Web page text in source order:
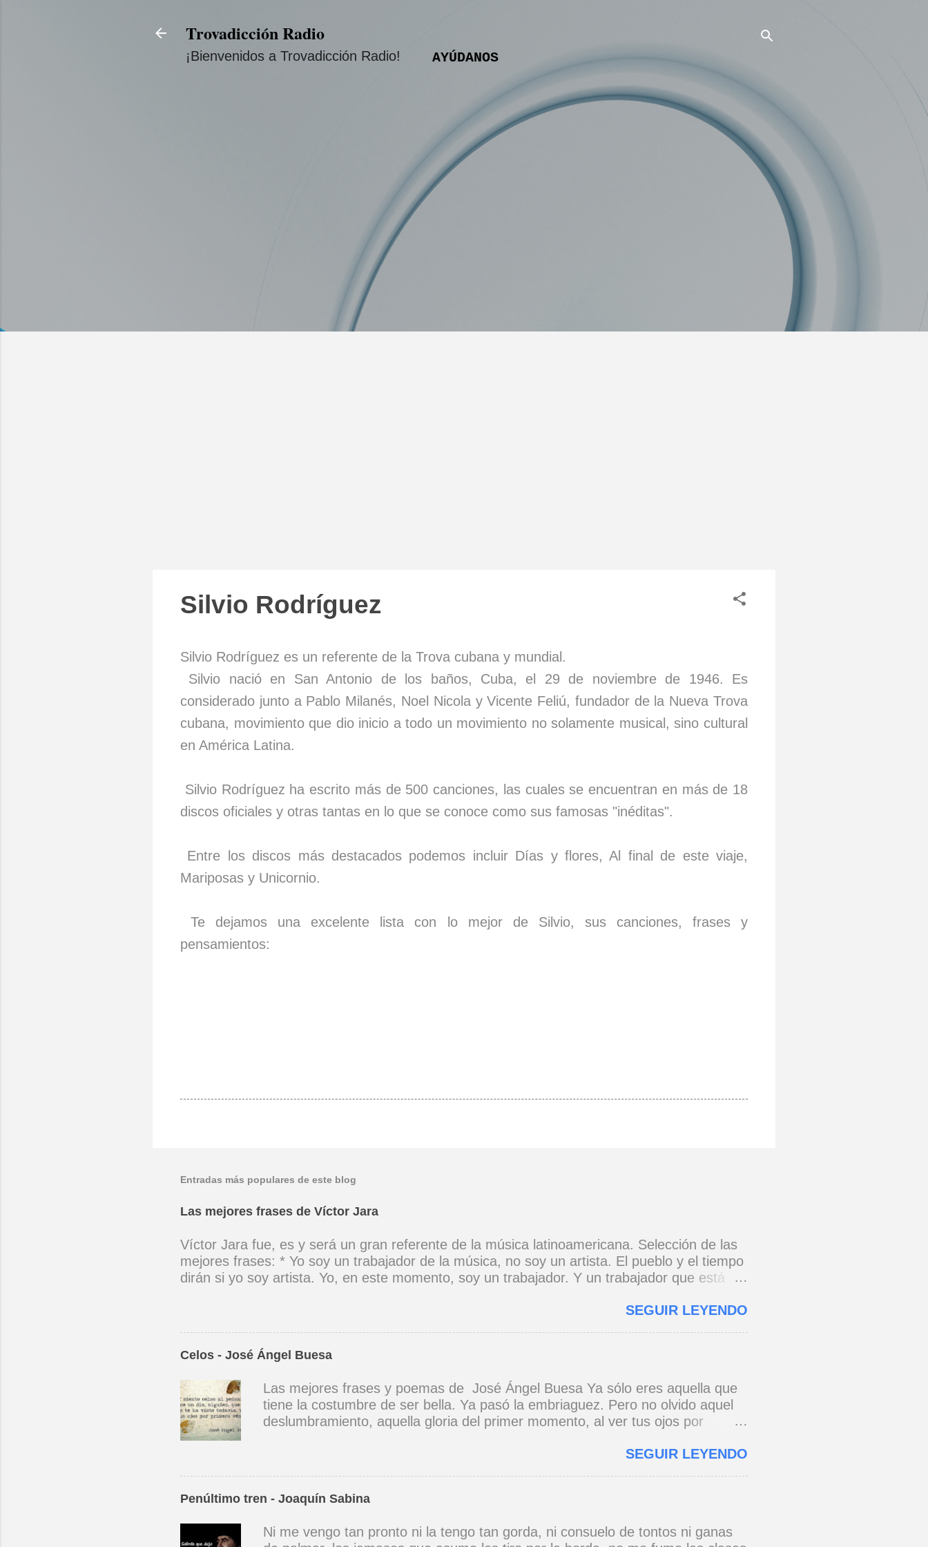
Trovadicción Radio
¡Bienvenidos a Trovadicción Radio! AYÚDANOS
Silvio Rodríguez
Silvio Rodríguez es un referente de la Trova cubana y mundial.
Silvio nació en San Antonio de los baños, Cuba, el 29 de noviembre de 1946. Es
considerado junto a Pablo Milanés, Noel Nicola y Vicente Feliú, fundador de la Nueva Trova
cubana, movimiento que dio inicio a todo un movimiento no solamente musical, sino cultural
en América Latina.
Silvio Rodríguez ha escrito más de 500 canciones, las cuales se encuentran en más de 18
discos oficiales y otras tantas en lo que se conoce como sus famosas "inéditas".
Entre los discos más destacados podemos incluir Días y flores, Al final de este viaje,
Mariposas y Unicornio.
Te dejamos una excelente lista con lo mejor de Silvio, sus canciones, frases y
pensamientos:
Entradas más populares de este blog
Las mejores frases de Víctor Jara
Víctor Jara fue, es y será un gran referente de la música latinoamericana. Selección de las
mejores frases: * Yo soy un trabajador de la música, no soy un artista. El pueblo y el tiempo
dirán si yo soy artista. Yo, en este momento, soy un trabajador. Y un trabajador que está
por cantar ni por tener buena voz, canto porque la guitarra tiene sentido y razón.
el niño envejece sin saber jugar. Cuántos como tu vagarán, el dinero es todo para amar,
amargos los días, si no hay. (Canción de cuna para un niño vago. 1965) * Si yo a Cuba le
cantara, le cantara una canción tendría que ser un son, un son revolucionario, pie con pie,
mano con mano, corazón a corazón, corazón a corazón. (A Cuba .1969) ...
SEGUIR LEYENDO
Celos - José Ángel Buesa
Las mejores frases y poemas de José Ángel Buesa Ya sólo eres aquella que
tiene la costumbre de ser bella. Ya pasó la embriaguez. Pero no olvido aquel
deslumbramiento, aquella gloria del primer momento, al ver tus ojos por
manera. Como aquel instante de embriaguez; y siento celos al pensar que un
SEGUIR LEYENDO
Penúltimo tren - Joaquín Sabina
Ni me vengo tan pronto ni la tengo tan gorda, ni consuelo de tontos ni ganas